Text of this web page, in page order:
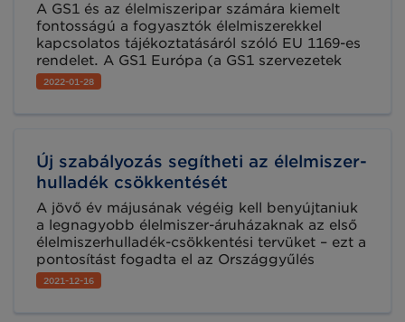
A GS1 és az élelmiszeripar számára kiemelt
fontosságú a fogyasztók élelmiszerekkel
kapcsolatos tájékoztatásáról szóló EU 1169-es
rendelet. A GS1 Európa (a GS1 szervezetek
európai szövetsége) erősen elkötelezett ebben
a témában, hiszen a GS1 segíti a termékek
jelenik meg a szabványunk, a vonalkód is.
2022-01-28
Új szabályozás segítheti az élelmiszer-
hulladék csökkentését
A jövő év májusának végéig kell benyújtaniuk
a legnagyobb élelmiszer-áruházaknak az első
élelmiszerhulladék-csökkentési tervüket – ezt a
pontosítást fogadta el az Országgyűlés
törvényalkotási bizottsága december 13-án az
aznap benyújtott, élelmiszer-pazarlás
2021-12-16